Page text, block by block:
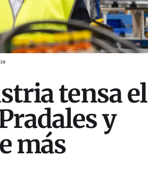
tensa el
y
más